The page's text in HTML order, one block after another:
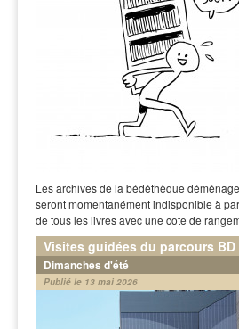
Les archives de la bédéthèque
seront momentanément indisponible à
de tous les livres avec une cote de
Visites guidées du parcours
Dimanches d'été
Publié le 13 mai 2026